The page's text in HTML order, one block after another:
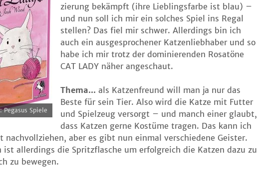
Pega­sus Spiele
zie­rung bekämpft (ihre Lieb­lings­far­be ist blau) –
und nun soll ich mir ein sol­ches Spiel ins Regal
stel­len? Das fiel mir schwer. Aller­dings bin ich
auch ein aus­ge­spro­che­ner Kat­zen­lieb­ha­ber und so
habe ich mir trotz der domi­nie­ren­den Rosa­tö­ne
CAT LADY näher angeschaut.
The­ma... als Kat­zen­freund will man ja nur das
Bes­te für sein Tier. Also wird die Kat­ze mit Fut­ter
und Spiel­zeug ver­sorgt – und manch einer glaubt,
dass Kat­zen ger­ne Kos­tü­me tra­gen. Das kann ich
nach­voll­zie­hen, aber es gibt nun ein­mal ver­schie­de­ne Geis­ter.
ist aller­dings die Spritz­fla­sche um erfolg­reich die Kat­zen dazu zu
zu bewegen.